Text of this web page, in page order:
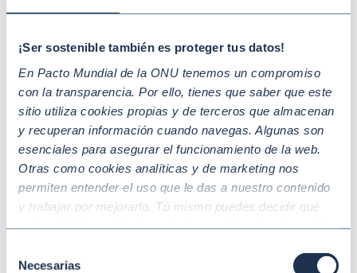
¡Ser sostenible también es proteger tus datos!
En Pacto Mundial de la ONU tenemos un compromiso
con la transparencia. Por ello, tienes que saber que este
sitio utiliza cookies propias y de terceros que almacenan
y recuperan información cuando navegas. Algunas son
esenciales para asegurar el funcionamiento de la web.
Otras como cookies analíticas y de marketing nos
permiten entender el uso que le das a nuestro contenido
y trabajar por mejorarlo. Tú mismo puedes decidir qué
quieras que recojamos ninguna información dándole al
Necesarias
deciden revolucionar su eslabón en la
cadena de suministro